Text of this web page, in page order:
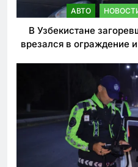
АВТО
В Узбекистане
врезался в ограждение